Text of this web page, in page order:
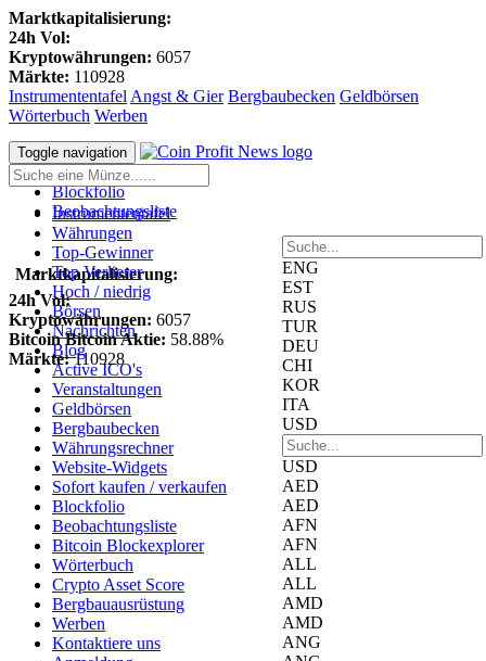
Marktkapitalisierung:
24h Vol:
Kryptowährungen: 6057
Märkte: 110928
Instrumententafel Angst & Gier Bergbaubecken Geldbörsen
Wörterbuch Werben
Anmeldung
Registrieren
Blockfolio
Beobachtungsliste
ENG
EST
RUS
TUR
DEU
CHI
KOR
ITA
USD
USD
AED
AED
AFN
AFN
ALL
ALL
AMD
AMD
ANG
Marktkapitalisierung:
24h Vol:
Kryptowährungen: 6057
Bitcoin Bitcoin Aktie: 58.88%
Märkte: 110928
Toggle navigation
Instrumententafel
Währungen
Top-Gewinner
Top Verlierer
Hoch / niedrig
Börsen
Nachrichten
Blog
Active ICO's
Veranstaltungen
Geldbörsen
Bergbaubecken
Währungsrechner
Website-Widgets
Sofort kaufen / verkaufen
Blockfolio
Beobachtungsliste
Bitcoin Blockexplorer
Wörterbuch
Crypto Asset Score
Bergbauausrüstung
Werben
Kontaktiere uns